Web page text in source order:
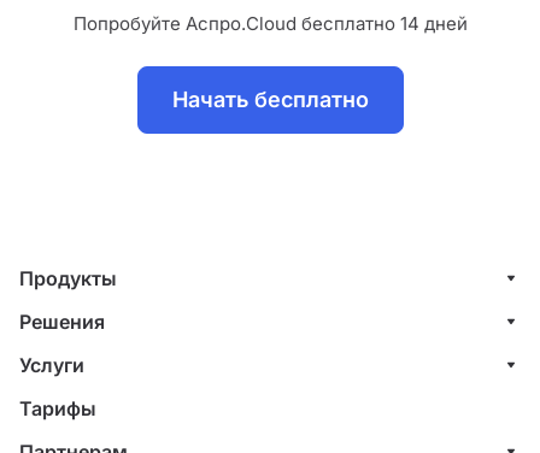
Попробуйте Аспро.Cloud бесплатно 14 дней
Начать бесплатно
Продукты
Управление клиентами (CRM)
Проекты
Финансы
Решения
ИТ-компании
Строительные компании
Веб-студии
Услуги
Внедрение системы управления клиентами
Внедрение финансового учета
Тарифы